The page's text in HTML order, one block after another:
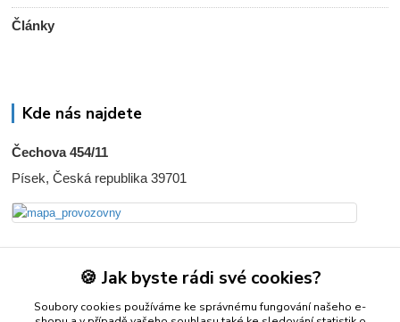
Články
Kde nás najdete
Čechova 454/11
Písek, Česká republika 39701
Kontakty
+420 728 792 742
🍪 Jak byste rádi své cookies?
Soubory cookies používáme ke správnému fungování našeho e-